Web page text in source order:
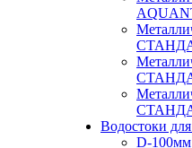
Водостоки
D-100мм